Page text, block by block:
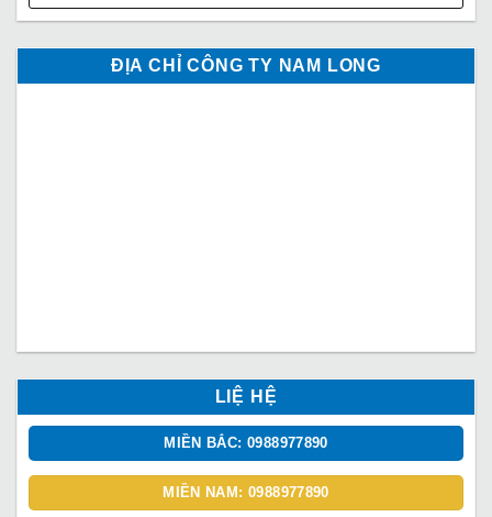
ĐỊA CHỈ CÔNG TY NAM LONG
LIỆ HỆ
MIỀN BẮC: 0988977890
MIỀN NAM: 0988977890